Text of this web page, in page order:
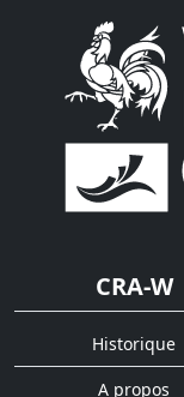
CRA-W
Historique
A propos